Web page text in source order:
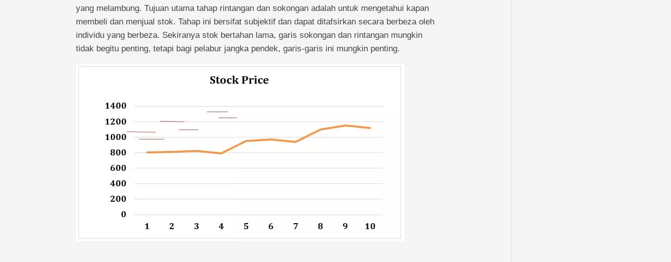
yang melambung. Tujuan utama tahap rintangan dan sokongan adalah untuk mengetahui kapan
membeli dan menjual stok. Tahap ini bersifat subjektif dan dapat ditafsirkan secara berbeza oleh
individu yang berbeza. Sekiranya stok bertahan lama, garis sokongan dan rintangan mungkin
tidak begitu penting, tetapi bagi pelabur jangka pendek, garis-garis ini mungkin penting.